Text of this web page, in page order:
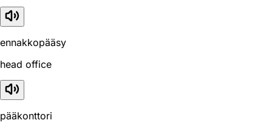
ennakkopääsy
head office
pääkonttori